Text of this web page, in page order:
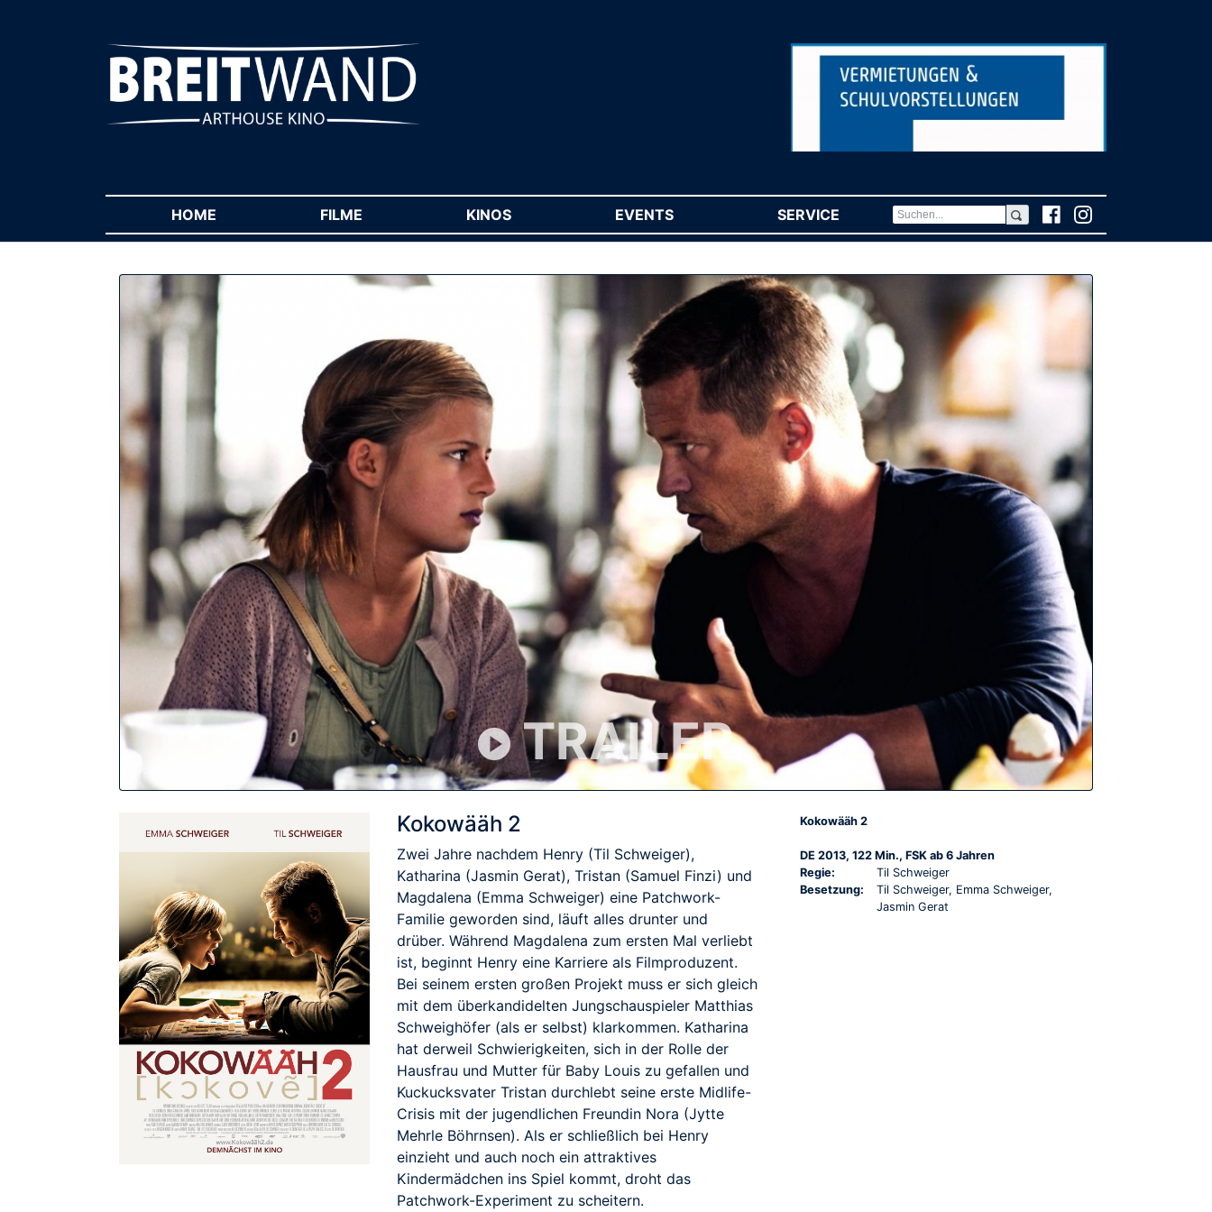
HOME FILME KINOS EVENTS SERVICE (CURRENT)
TRAILER
Kokowääh 2
Zwei Jahre nachdem Henry (Til Schweiger),
Katharina (Jasmin Gerat), Tristan (Samuel Finzi) und
Magdalena (Emma Schweiger) eine Patchwork-
Familie geworden sind, läuft alles drunter und
drüber. Während Magdalena zum ersten Mal verliebt
ist, beginnt Henry eine Karriere als Filmproduzent.
Bei seinem ersten großen Projekt muss er sich gleich
mit dem überkandidelten Jungschauspieler Matthias
Schweighöfer (als er selbst) klarkommen. Katharina
hat derweil Schwierigkeiten, sich in der Rolle der
Hausfrau und Mutter für Baby Louis zu gefallen und
Kuckucksvater Tristan durchlebt seine erste Midlife-
Crisis mit der jugendlichen Freundin Nora (Jytte
Mehrle Böhrnsen). Als er schließlich bei Henry
einzieht und auch noch ein attraktives
Kindermädchen ins Spiel kommt, droht das
Patchwork-Experiment zu scheitern.
Kokowääh 2
DE 2013, 122 Min., FSK ab 6 Jahren
Regie:
Til Schweiger
Besetzung:
Til Schweiger, Emma Schweiger,
Jasmin Gerat